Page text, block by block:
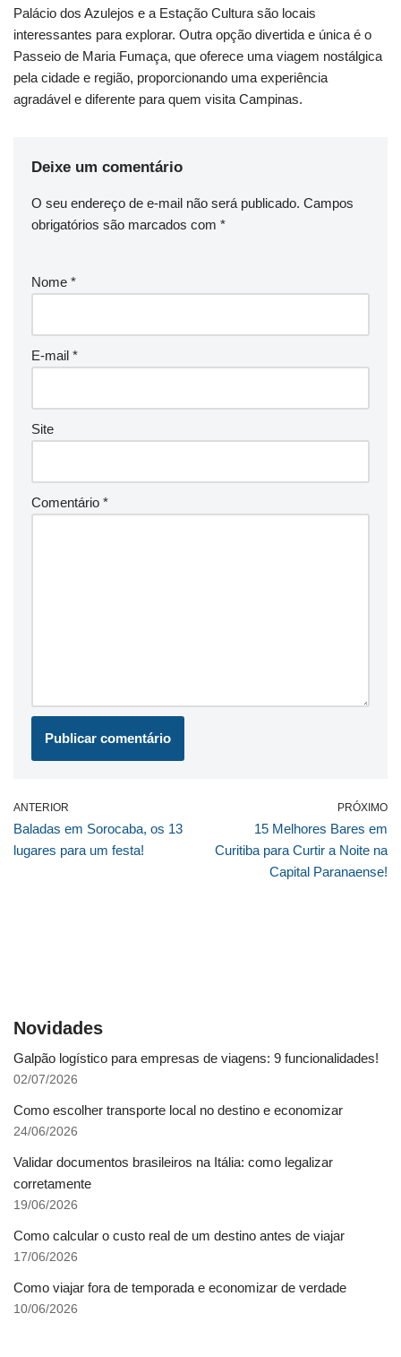
Palácio dos Azulejos e a Estação Cultura são locais
interessantes para explorar. Outra opção divertida e única é o
Passeio de Maria Fumaça, que oferece uma viagem nostálgica
pela cidade e região, proporcionando uma experiência
agradável e diferente para quem visita Campinas.
Deixe um comentário
O seu endereço de e-mail não será publicado. Campos
obrigatórios são marcados com *
Nome *
E-mail *
Site
Comentário *
ANTERIOR
Baladas em Sorocaba, os 13
lugares para um festa!
PRÓXIMO
15 Melhores Bares em
Curitiba para Curtir a Noite na
Capital Paranaense!
Novidades
Galpão logístico para empresas de viagens: 9 funcionalidades!
02/07/2026
Como escolher transporte local no destino e economizar
24/06/2026
Validar documentos brasileiros na Itália: como legalizar
corretamente
19/06/2026
Como calcular o custo real de um destino antes de viajar
17/06/2026
Como viajar fora de temporada e economizar de verdade
10/06/2026